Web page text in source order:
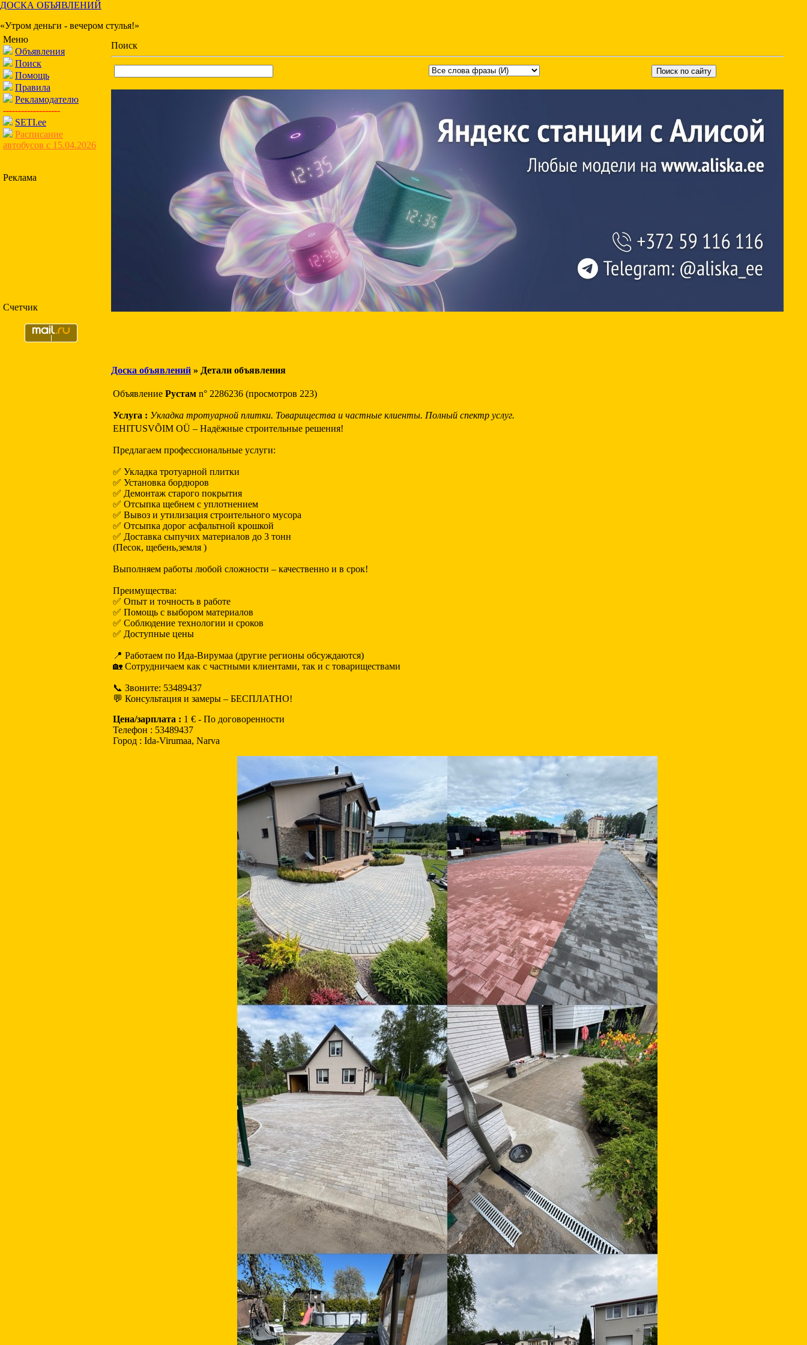
ДОСКА ОБЪЯВЛЕНИЙ
«Утром деньги - вечером стулья!»
Меню
Объявления
Поиск
Помощь
Правила
Рекламодателю
-------------------
SETI.ee
Расписание
автобусов с 15.04.2026
Реклама
Счетчик
Поиск
Доска объявлений » Детали объявления
Объявление Рустам n° 2286236 (просмотров 223)
Услуга : Укладка тротуарной плитки. Товарищества и частные клиенты. Полный спектр услуг.
EHITUSVÕIM OÜ – Надёжные строительные решения!
Предлагаем профессиональные услуги:
✅ Укладка тротуарной плитки
✅ Установка бордюров
✅ Демонтаж старого покрытия
✅ Отсыпка щебнем с уплотнением
✅ Вывоз и утилизация строительного мусора
✅ Отсыпка дорог асфальтной крошкой
✅ Доставка сыпучих материалов до 3 тонн
(Песок, щебень,земля )
Выполняем работы любой сложности – качественно и в срок!
Преимущества:
✅ Опыт и точность в работе
✅ Помощь с выбором материалов
✅ Соблюдение технологии и сроков
✅ Доступные цены
📍 Работаем по Ида-Вирумаа (другие регионы обсуждаются)
🏡 Сотрудничаем как с частными клиентами, так и с товариществами
📞 Звоните: 53489437
💬 Консультация и замеры – БЕСПЛАТНО!
Цена/зарплата : 1 € - По договоренности
Телефон : 53489437
Город : Ida-Virumaa, Narva